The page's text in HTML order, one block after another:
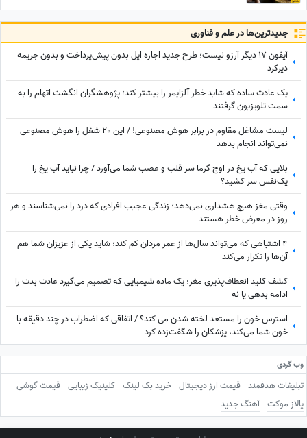
جدید‌ترین‌ها در علم و فناوری
آیفون 17 دیگر آرزو نیست؛ طرح جدید اجاره اپل بدون پیش‌پرداخت و بدون جریمه
دیرکرد
یک عادت ساده که شاید خطر آلزایمر را بیشتر کند؛ پژوهشگران انگشت اتهام را به
سمت تلویزیون گرفتند
لیست مشاغل مقاوم در برابر هوش مصنوعی! / این 20 شغل را هوش مصنوعی
نمی‌تواند انجام بدهد
بلایی که آب یخ در اوج گرما سر قلب و عصب شما می‌آورد / چرا نباید آب یخ را
یک‌نفس سر کشید؟
وقتی مغز هیچ هشداری نمی‌دهد؛ زندگی عجیب افرادی که درد را نمی‌شناسند و هر
روز در معرض خطر هستند
4 اشتباهی که می‌تواند سال‌ها از عمر مردان کم کند؛ شاید یکی از عزیزان شما هم
آن‌ها را تکرار می‌کند
کشف کلید انعطاف‌پذیری مغز؛ یک ماده شیمیایی که تصمیم می‌گیرد عادت بدت را
ادامه بدهی یا نه
استرس خون را مستعد لخته شدن می‌ کند؟ / اتفاقی که اضطراب در چند دقیقه با
خون شما می‌کند، پزشکان را شگفت‌زده کرد
وب گردی
تبلیغات هدفمند قیمت ارز دیجیتال خرید بک لینک کلینیک زیبایی قیمت گوشی
پالاز موکت آهنگ جدید